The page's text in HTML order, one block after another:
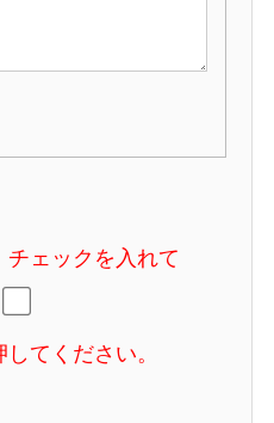
ェックを入れて
てください。